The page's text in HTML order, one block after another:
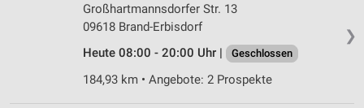
❯
Großhartmannsdorfer Str. 13
09618 Brand-Erbisdorf
Heute 08:00 - 20:00 Uhr |
Geschlossen
184,93 km • Angebote: 2 Prospekte
Verwendung reduzierter Daten zur Auswahl von
Werbeanzeigen
Erstellung von Profilen für personalisierte